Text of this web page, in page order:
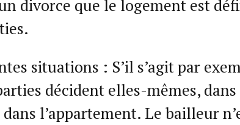
divorce que le logement est
situations : S’il s’agit par
décident elles-mêmes,
l’appartement. Le bailleur